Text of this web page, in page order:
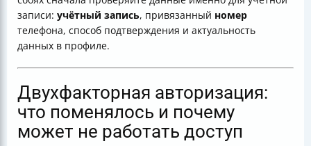
записи: учётный запись, привязанный номер
телефона, способ подтверждения и актуальность
данных в профиле.
Двухфакторная авторизация:
что поменялось и почему
может не работать доступ